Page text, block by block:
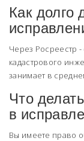
Как долго
Через Росреестр
кадастрового
занимает в
Что
в
Вы имеете право